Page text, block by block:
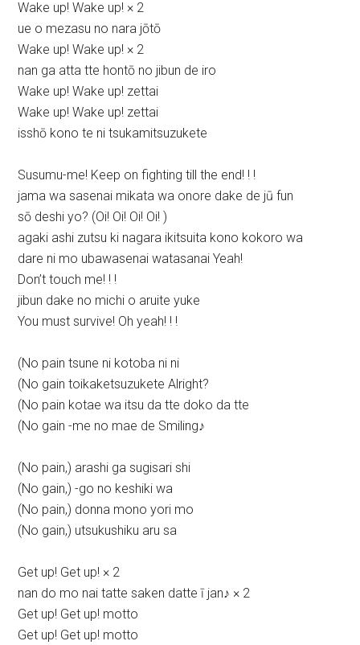
Wake up! Wake up! × 2
ue o mezasu no nara jōtō
Wake up! Wake up! × 2
nan ga atta tte hontō no jibun de iro
Wake up! Wake up! zettai
Wake up! Wake up! zettai
isshō kono te ni tsukamitsuzukete
Susumu-me! Keep on fighting till the end! ! !
jama wa sasenai mikata wa onore dake de jū fun
sō deshi yo? (Oi! Oi! Oi! Oi! )
agaki ashi zutsu ki nagara ikitsuita kono kokoro wa
dare ni mo ubawasenai watasanai Yeah!
Don’t touch me! ! !
jibun dake no michi o aruite yuke
You must survive! Oh yeah! ! !
(No pain tsune ni kotoba ni ni
(No gain toikaketsuzukete Alright?
(No pain kotae wa itsu da tte doko da tte
(No gain -me no mae de Smiling♪
(No pain,) arashi ga sugisari shi
(No gain,) -go no keshiki wa
(No pain,) donna mono yori mo
(No gain,) utsukushiku aru sa
Get up! Get up! × 2
nan do mo nai tatte saken datte ī jan♪ × 2
Get up! Get up! motto
Get up! Get up! motto